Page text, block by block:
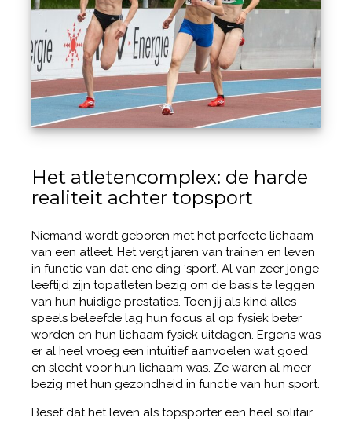
Het atletencomplex: de harde
realiteit achter topsport
Niemand wordt geboren met het perfecte lichaam
van een atleet. Het vergt jaren van trainen en leven
in functie van dat ene ding ‘sport’. Al van zeer jonge
leeftijd zijn topatleten bezig om de basis te leggen
van hun huidige prestaties. Toen jij als kind alles
speels beleefde lag hun focus al op fysiek beter
worden en hun lichaam fysiek uitdagen. Ergens was
er al heel vroeg een intuïtief aanvoelen wat goed
en slecht voor hun lichaam was. Ze waren al meer
bezig met hun gezondheid in functie van hun sport.
Besef dat het leven als topsporter een heel solitair